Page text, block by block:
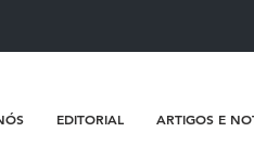
EDITORIAL ARTIGOS E